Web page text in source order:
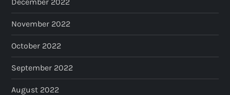
November 2022
October 2022
September 2022
August 2022